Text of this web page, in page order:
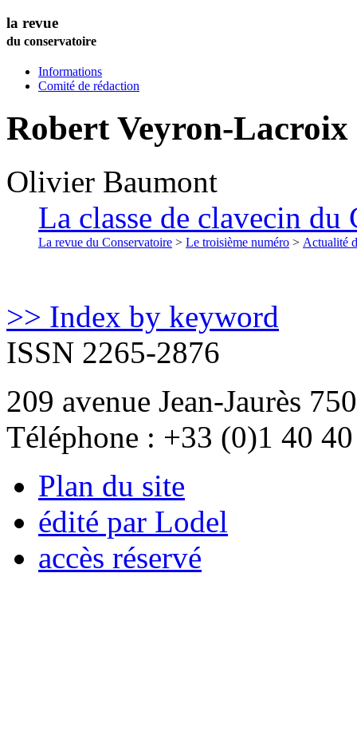
la revue
du conservatoire
Informations
Comité de rédaction
Robert Veyron-Lacroix
Olivier Baumont
La classe de clavecin du
La revue du Conservatoire > Le troisième numéro > Actualité
>> Index by keyword
ISSN 2265-2876
209 avenue Jean-Jaurès
Téléphone : +33 (0)1 40
Plan du site
édité par Lodel
accès réservé